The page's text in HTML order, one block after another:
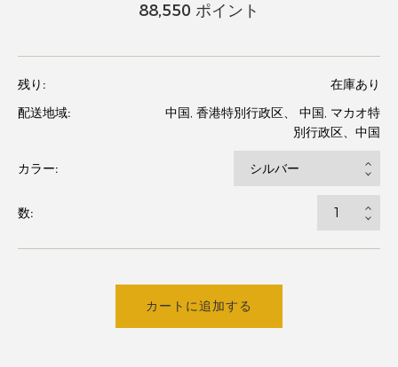
88,550 ポイント
残り:
在庫あり
配送地域:
中国, 香港特別行政区、 中国, マカオ特
別行政区、中国
カラー:
数:
カートに追加する